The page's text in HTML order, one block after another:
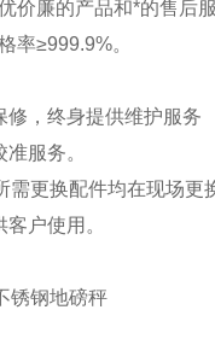
廉的产品和*的售后
率≥999.9%。
，终身提供维护服务
服务。
更换配件均在现场更
户使用。